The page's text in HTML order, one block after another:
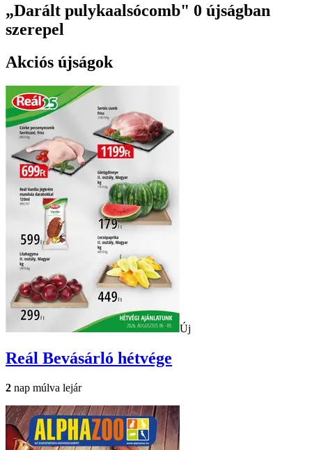
„Darált pulykaalsócomb" 0 újságban
szerepel
Akciós újságok
Új
Reál Bevásárló hétvége
2 nap múlva lejár